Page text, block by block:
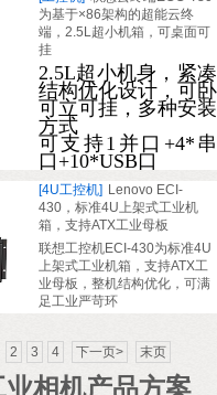
为基于×86架构的超能云终
端，2.5L超小机箱，可桌面可
挂
2.5L超小机身，紧凑
结构优化设计，可卧
可立可挂，多种安装
方式
可支持1并口+4*串
口+10*USB口
[4U工控机] Lenovo ECI-
430，标准4U上架式工业机
箱，支持ATX工业母板
联想工控机ECI-430为标准4U
上架式工业机箱，支持ATX工
业母板，整机结构优化，可满
足工业严苛环
2 3 4 下一页> 末页
相机产品方案